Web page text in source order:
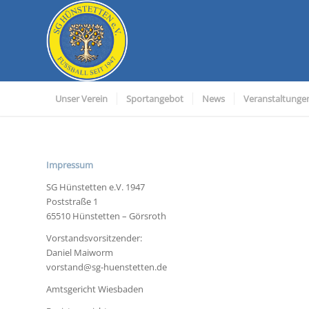
Unser Verein Sportangebot News
Impressum
SG Hünstetten e.V. 1947
Poststraße 1
65510 Hünstetten – Görsroth
Vorstandsvorsitzender:
Daniel Maiworm
vorstand@sg-huenstetten.de
Amtsgericht Wiesbaden